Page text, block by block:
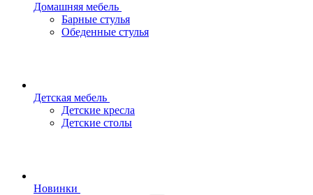
Домашняя мебель
Барные стулья
Обеденные стулья
Детская мебель
Детские кресла
Детские столы
Новинки